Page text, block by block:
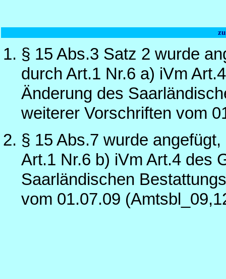
§ 15 Abs.3 Satz 2 wurde
durch Art.1 Nr.6 a) iVm
Änderung des
weiterer Vorschriften vom
§ 15 Abs.7 wurde
Art.1 Nr.6 b) iVm Art.4 des
Saarländischen
vom 01.07.09